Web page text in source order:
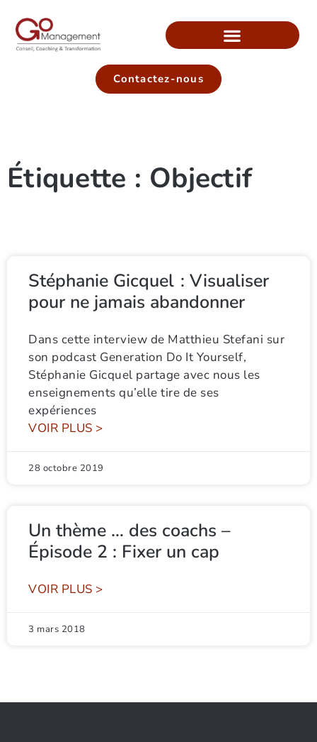
Contactez-nous
Étiquette : Objectif
Stéphanie Gicquel : Visualiser
pour ne jamais abandonner
Dans cette interview de Matthieu Stefani sur
son podcast Generation Do It Yourself,
Stéphanie Gicquel partage avec nous les
enseignements qu’elle tire de ses
expériences
VOIR PLUS >
28 octobre 2019
Un thème … des coachs –
Épisode 2 : Fixer un cap
VOIR PLUS >
3 mars 2018